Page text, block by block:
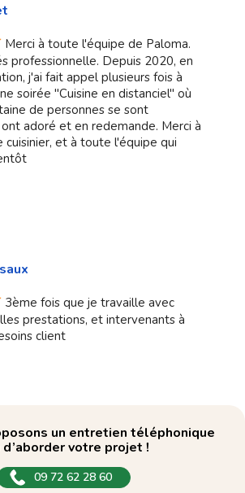
Merci à toute l'équipe de Paloma.
professionnelle. Depuis 2020, en
j'ai fait appel plusieurs fois à
soirée "Cuisine en distanciel" où
de personnes se sont
adoré et en redemande. Merci à
cuisinier, et à toute l'équipe qui
3ème fois que je travaille avec
prestations, et intervenants à
client
un entretien téléphonique
d’aborder votre projet !
09 72 62 28 60